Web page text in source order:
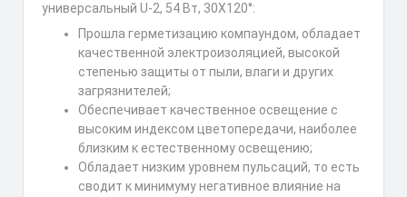
универсальный U-2, 54 Вт, 30X120°:
Прошла герметизацию компаундом, обладает
качественной электроизоляцией, высокой
степенью защиты от пыли, влаги и других
загрязнителей;
Обеспечивает качественное освещение с
высоким индексом цветопередачи, наиболее
близким к естественному освещению;
Обладает низким уровнем пульсаций, то есть
сводит к минимуму негативное влияние на